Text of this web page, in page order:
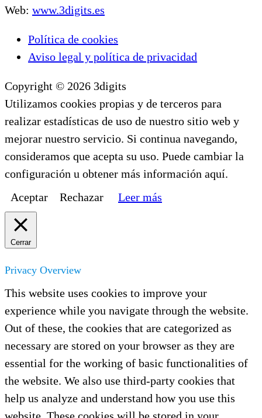
Web: www.3digits.es
Política de cookies
Aviso legal y política de privacidad
Copyright © 2026 3digits
Utilizamos cookies propias y de terceros para
realizar estadísticas de uso de nuestro sitio web y
mejorar nuestro servicio. Si continua navegando,
consideramos que acepta su uso. Puede cambiar la
configuración u obtener más información aquí.
Aceptar
Rechazar Leer más
Cerrar
Privacy Overview
This website uses cookies to improve your
experience while you navigate through the website.
Out of these, the cookies that are categorized as
necessary are stored on your browser as they are
essential for the working of basic functionalities of
the website. We also use third-party cookies that
help us analyze and understand how you use this